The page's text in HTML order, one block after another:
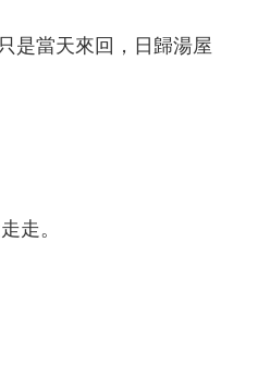
是當天來回，日歸湯屋
走。